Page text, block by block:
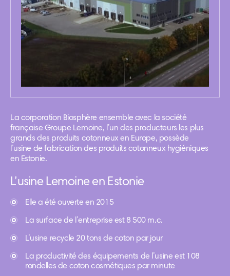
La corporation Biosphère ensemble avec la société
française Groupe Lemoine, l’un des producteurs les plus
grands des produits cotonneux en Europe, possède
l’usine de fabrication des produits cotonneux hygiéniques
en Estonie.
L’usine Lemoine en Estonie
Elle a été ouverte en 2015
La surface de l’entreprise est 8 500 m.c.
L’usine recycle 20 tons de coton par jour
La productivité des équipements de l’usine est 108
rondelles de coton cosmétiques par minute